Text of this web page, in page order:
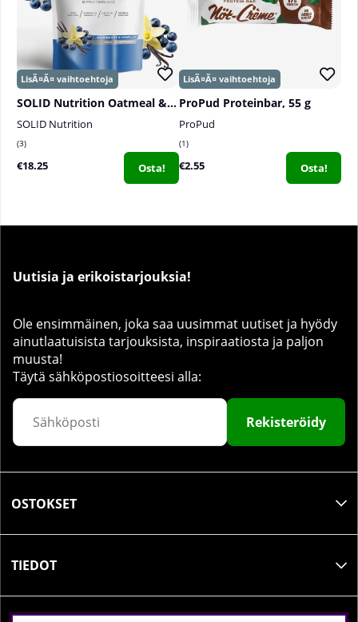
SOLID Nutrition Oatmeal & Protein Mix, 750 g
SOLID Nutrition
3
€18.25 Osta!
ProPud Proteinbar, 55 g
ProPud
1
€2.55 Osta!
Uutisia ja erikoistarjouksia!
Ole ensimmäinen, joka saa uusimmat uutiset ja hyödy
ainutlaatuisista tarjouksista, inspiraatiosta ja paljon
muusta!
Täytä sähköpostiosoitteesi alla:
Rekisteröidy
OSTOKSET
TIEDOT